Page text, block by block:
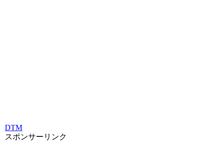
DTM
スポンサーリンク